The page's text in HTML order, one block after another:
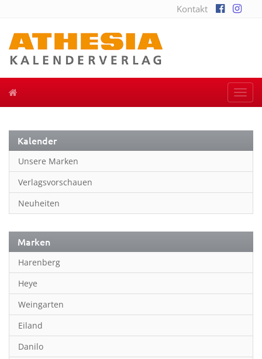
Kontakt
Kalender
Unsere Marken
Verlagsvorschauen
Neuheiten
Marken
Harenberg
Heye
Weingarten
Eiland
Danilo